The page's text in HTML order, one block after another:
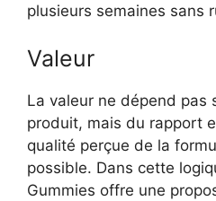
plusieurs semaines sans
Valeur
La valeur ne dépend pas
produit, mais du rapport
qualité perçue de la
possible. Dans cette
Gummies offre une